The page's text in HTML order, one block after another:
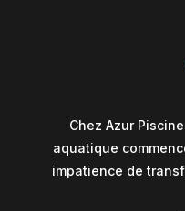
Chez Azur
aquatique
impatience de